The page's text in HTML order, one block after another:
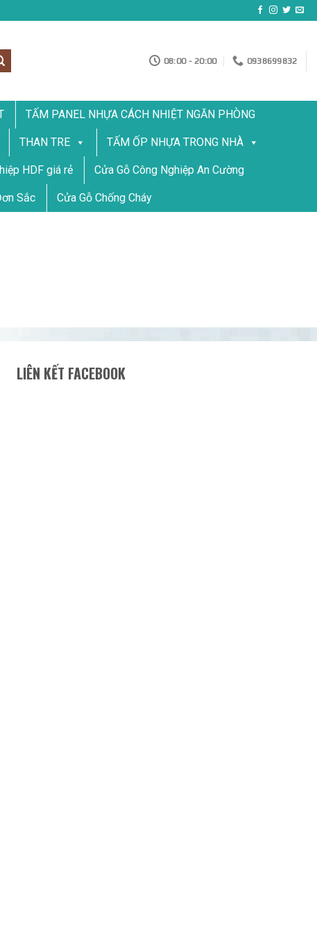
08:00 - 20:00 0938699832
TẤM PANEL NHỰA CÁCH NHIỆT NGĂN PHÒNG
THAN TRE TẤM ỐP NHỰA TRONG NHÀ
HDF giá rẻ Cửa Gỗ Công Nghiệp An Cường
Sắc Cửa Gỗ Chống Cháy
LIÊN KẾT FACEBOOK